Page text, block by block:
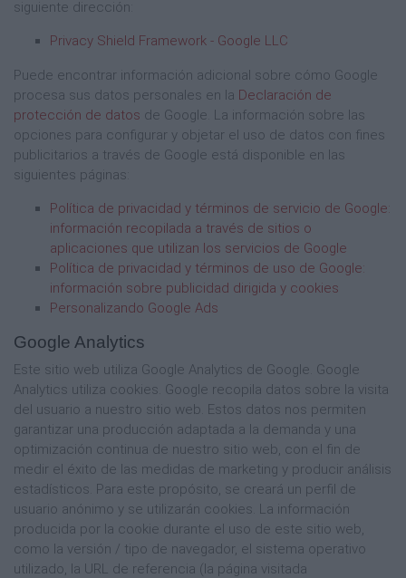
siguiente dirección:
Privacy Shield Framework - Google LLC
Puede encontrar información adicional sobre cómo Google
procesa sus datos personales en la Declaración de
protección de datos de Google. La información sobre las
opciones para configurar y objetar el uso de datos con fines
publicitarios a través de Google está disponible en las
siguientes páginas:
Política de privacidad y términos de servicio de Google:
información recopilada a través de sitios o
aplicaciones que utilizan los servicios de Google
Política de privacidad y términos de uso de Google:
información sobre publicidad dirigida y cookies
Personalizando Google Ads
Google Analytics
Este sitio web utiliza Google Analytics de Google. Google
Analytics utiliza cookies. Google recopila datos sobre la visita
del usuario a nuestro sitio web. Estos datos nos permiten
garantizar una producción adaptada a la demanda y una
optimización continua de nuestro sitio web, con el fin de
medir el éxito de las medidas de marketing y producir análisis
estadísticos. Para este propósito, se creará un perfil de
usuario anónimo y se utilizarán cookies. La información
producida por la cookie durante el uso de este sitio web,
como la versión / tipo de navegador, el sistema operativo
utilizado, la URL de referencia (la página visitada